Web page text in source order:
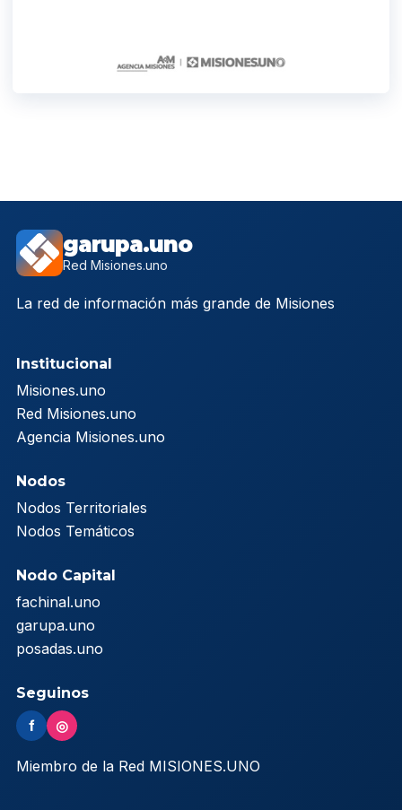
garupa.uno
Red Misiones.uno
La red de información más grande de Misiones
Institucional
Misiones.uno
Red Misiones.uno
Agencia Misiones.uno
Nodos
Nodos Territoriales
Nodos Temáticos
Nodo Capital
fachinal.uno
garupa.uno
posadas.uno
Seguinos
f ◎
Miembro de la Red MISIONES.UNO